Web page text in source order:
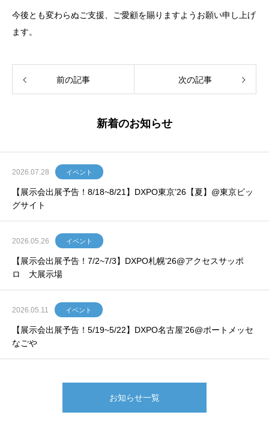
今後とも変わらぬご支援、ご愛顧を賜りますようお願い申し上げ
ます。
前の記事 次の記事
新着のお知らせ
2026.07.28 イベント
【展示会出展予告！8/18~8/21】DXPO東京’26【夏】@東京ビッ
グサイト
2026.05.26 イベント
【展示会出展予告！7/2~7/3】DXPO札幌’26@アクセスサッポ
ロ 大展示場
2026.05.11 イベント
【展示会出展予告！5/19~5/22】DXPO名古屋’26@ポートメッセ
なごや
お知らせ一覧